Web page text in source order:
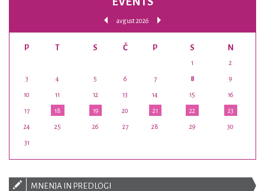
avgust 2026
P T S Č P S N
1 2
3 4 5 6 7 8 9
10 11 12 13 14 15 16
17 18 19 20 21 22 23
24 25 26 27 28 29 30
31
MNENJA IN PREDLOGI